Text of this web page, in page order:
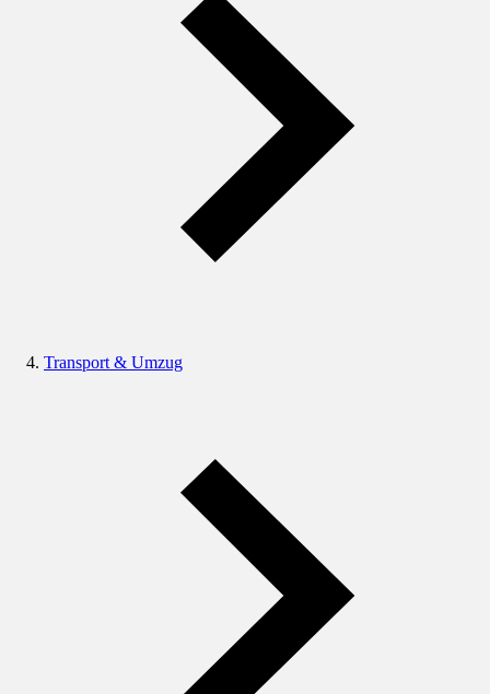
Transport & Umzug